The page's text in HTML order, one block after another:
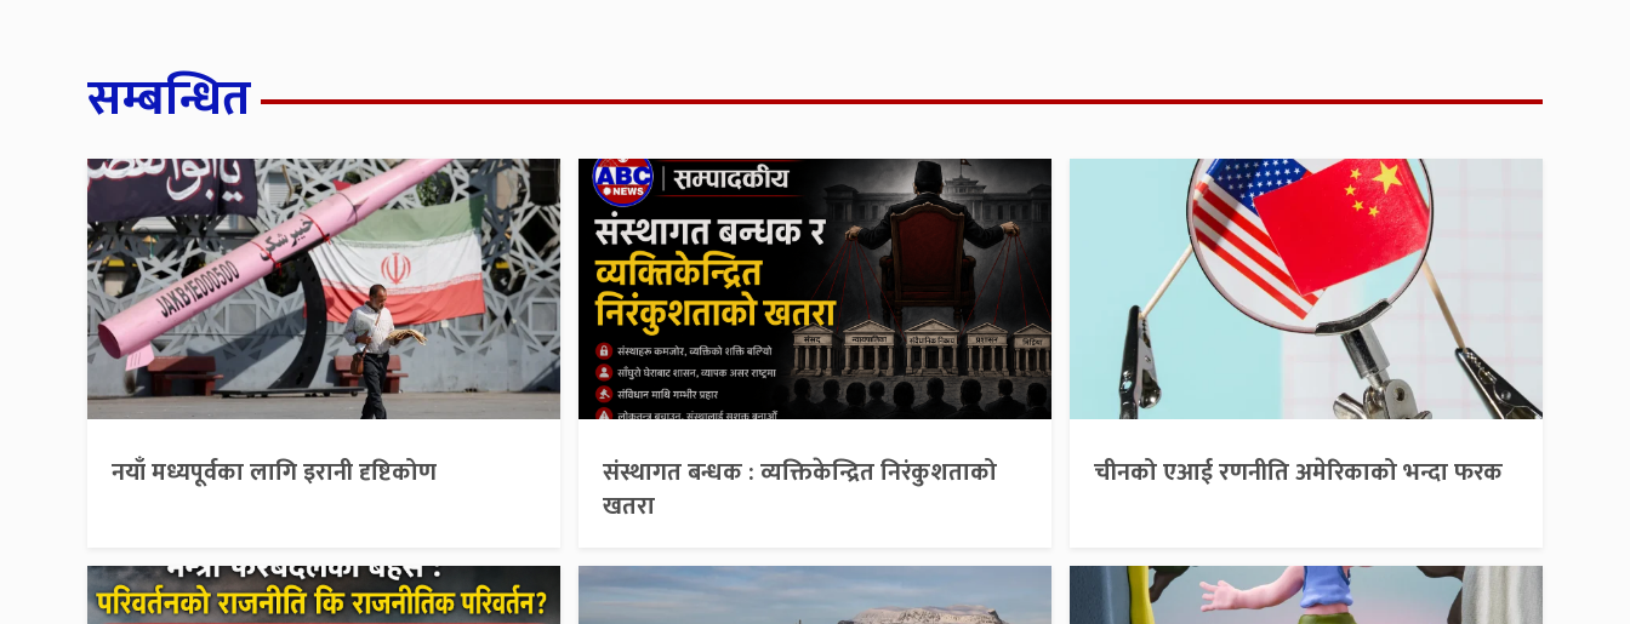
सम्बन्धित
नयाँ मध्यपूर्वका लागि इरानी दृष्टिकोण
संस्थागत बन्धक : व्यक्तिकेन्द्रित निरंकुशताको
खतरा
चीनको एआई रणनीति अमेरिकाको भन्दा फरक